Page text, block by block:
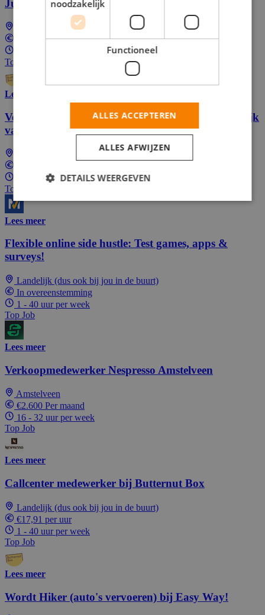
Junior Sales Medewerker bij Butternut Box
Landelijk (dus ook bij jou in de buurt)
€17,91 per uur
Top Job
Lees meer
Verdien extra geld met online enquêtes. Gemakkelijk
vanuit huis of onderweg.
Landelijk (dus ook bij jou in de buurt)
4 - 32 uur per week
Top Job
Lees meer
Flexible online side hustle: Test games, apps &
surveys!
Landelijk (dus ook bij jou in de buurt)
In overeenstemming
1 - 40 uur per week
Top Job
Lees meer
Verkoopmedewerker Nespresso Amstelveen
Amstelveen
€2.600 Per maand
16 - 32 uur per week
Top Job
Lees meer
Callcenter medewerker bij Butternut Box
Landelijk (dus ook bij jou in de buurt)
€17,91 per uur
1 - 40 uur per week
Top Job
Lees meer
Wordt Hiker (auto's vervoeren) bij Easy Way!
noodzakelijk
Functioneel
ALLES ACCEPTEREN
ALLES AFWIJZEN
DETAILS WEERGEVEN